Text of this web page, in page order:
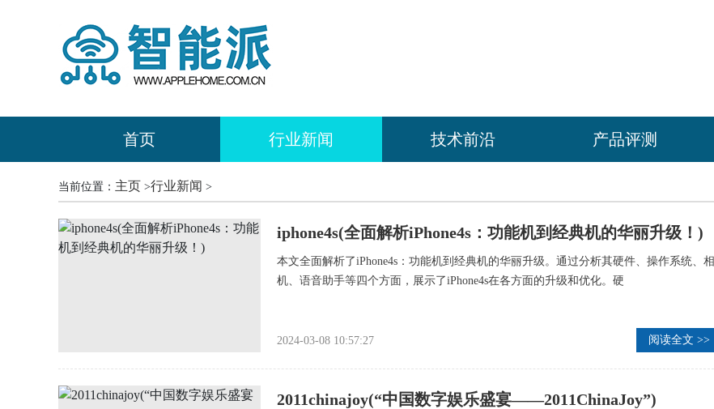
首页 行业新闻 技术前沿 产品评测
当前位置： 主页 >行业新闻 >
iphone4s(全面解析iPhone4s：功能机到经典机的华丽升级！)
本文全面解析了iPhone4s：功能机到经典机的华丽升级。通过分析其硬件、操作系统、相
机、语音助手等四个方面，展示了iPhone4s在各方面的升级和优化。硬
2024-03-08 10:57:27 阅读全文 >>
2011chinajoy(“中国数字娱乐盛宴——2011ChinaJoy”)